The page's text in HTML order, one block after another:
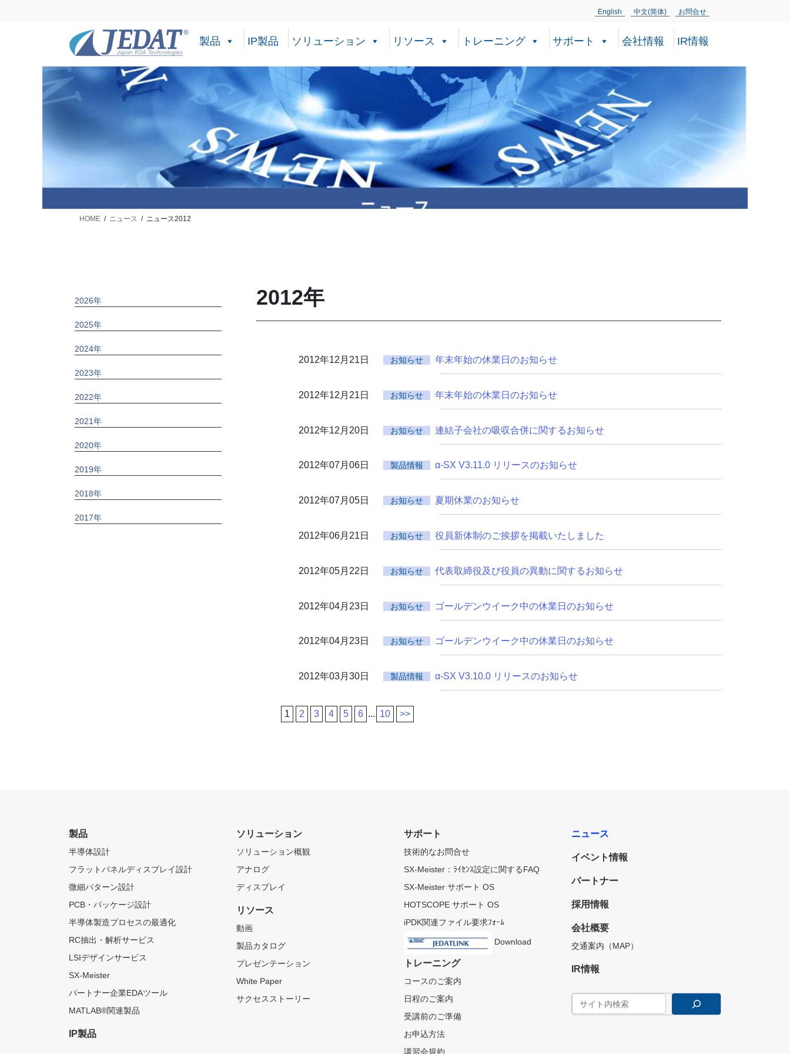
English 中文(简体) お問合せ
製品 IP製品 ソリューション リソース トレーニング サポート 会社情報 IR情報
HOME ニュース ニュース2012
2012年
2012年12月21日 お知らせ 年末年始の休業日のお知らせ
2012年12月21日 お知らせ 年末年始の休業日のお知らせ
2012年12月20日 お知らせ 連結子会社の吸収合併に関するお知らせ
2012年07月06日 製品情報 α-SX V3.11.0 リリースのお知らせ
2012年07月05日 お知らせ 夏期休業のお知らせ
2012年06月21日 お知らせ 役員新体制のご挨拶を掲載いたしました
2012年05月22日 お知らせ 代表取締役及び役員の異動に関するお知らせ
2012年04月23日 お知らせ ゴールデンウイーク中の休業日のお知らせ
2012年04月23日 お知らせ ゴールデンウイーク中の休業日のお知らせ
2012年03月30日 製品情報 α-SX V3.10.0 リリースのお知らせ
1 2 3 4 5 6 ... 10 >>
2026年
2025年
2024年
2023年
2022年
2021年
2020年
2019年
2018年
2017年
製品
半導体設計
フラットパネルディスプレイ設計
微細パターン設計
PCB・パッケージ設計
半導体製造プロセスの最適化
RC抽出・解析サービス
LSIデザインサービス
SX-Meister
パートナー企業EDAツール
MATLAB®関連製品
IP製品
ソリューション
ソリューション概観
アナログ
ディスプレイ
リソース
動画
製品カタログ
プレゼンテーション
White Paper
サクセスストーリー
サポート
技術的なお問合せ
SX-Meister：ﾗｲｾﾝｽ設定に関するFAQ
SX-Meister サポート OS
HOTSCOPE サポート OS
iPDK関連ファイル要求ﾌｫｰﾑ
Download
トレーニング
コースのご案内
日程のご案内
受講前のご準備
お申込方法
講習会規約
ニュース
イベント情報
パートナー
採用情報
会社概要
交通案内（MAP）
IR情報